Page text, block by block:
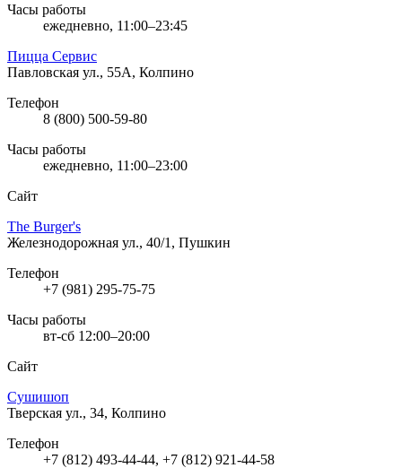
Часы работы
ежедневно, 11:00–23:45
Пицца Сервис
Павловская ул., 55А, Колпино
Телефон
8 (800) 500-59-80
Часы работы
ежедневно, 11:00–23:00
Сайт
The Burger's
Железнодорожная ул., 40/1, Пушкин
Телефон
+7 (981) 295-75-75
Часы работы
вт-сб 12:00–20:00
Сайт
Сушишоп
Тверская ул., 34, Колпино
Телефон
+7 (812) 493-44-44, +7 (812) 921-44-58